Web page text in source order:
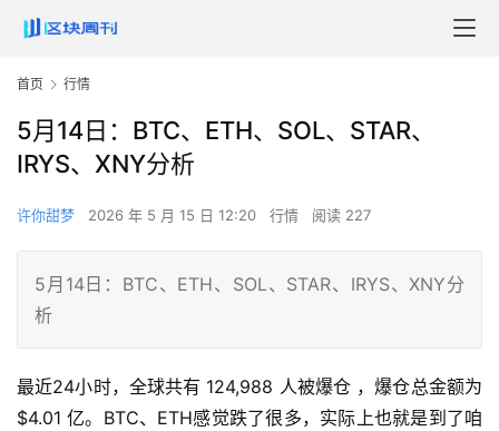
首页 行情
5月14日：BTC、ETH、SOL、STAR、
IRYS、XNY分析
许你甜梦 2026 年 5 月 15 日 12:20 行情 阅读 227
5月14日：BTC、ETH、SOL、STAR、IRYS、XNY分
析
最近24小时，全球共有 124,988 人被爆仓 ，爆仓总金额为
$4.01 亿。BTC、ETH感觉跌了很多，实际上也就是到了咱